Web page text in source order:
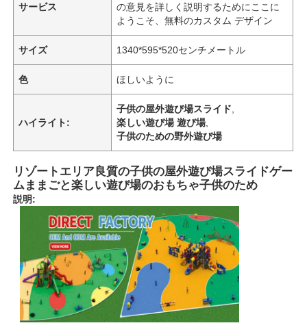
サービス
の意見を詳しく説明するためにここに
ようこそ、無料のカスタム デザイン
サイズ 1340*595*520センチメートル
色 ほしいように
ハイライト:
子供の屋外遊び場スライド
楽しい遊び場 遊び場,
子供のための野外遊び場
リゾートエリア良質の子供の屋外遊び場スライドゲー
ムままごと楽しい遊び場のおもちゃ子供のため
説明: